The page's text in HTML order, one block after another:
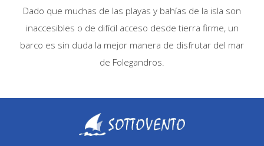
Dado que muchas de las playas y bahías de la isla son
inaccesibles o de difícil acceso desde tierra firme, un
barco es sin duda la mejor manera de disfrutar del mar
de Folegandros.